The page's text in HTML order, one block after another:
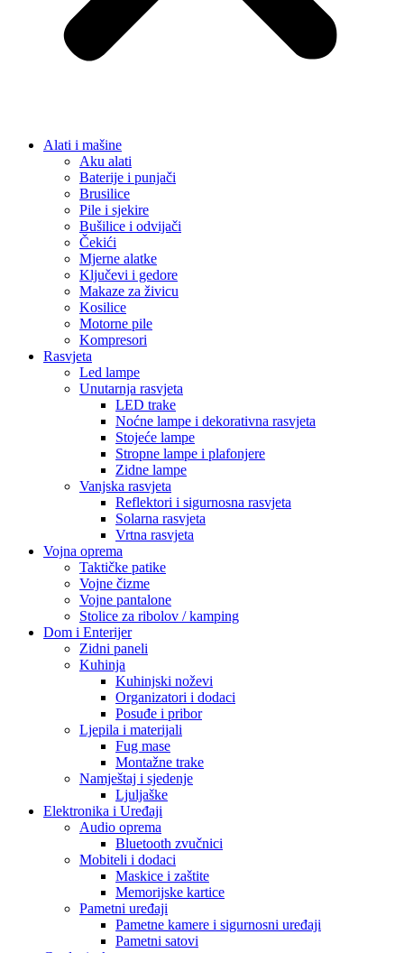
Alati i mašine
Aku alati
Baterije i punjači
Brusilice
Pile i sjekire
Bušilice i odvijači
Čekići
Mjerne alatke
Ključevi i gedore
Makaze za živicu
Kosilice
Motorne pile
Kompresori
Rasvjeta
Led lampe
Unutarnja rasvjeta
LED trake
Noćne lampe i dekorativna rasvjeta
Stojeće lampe
Stropne lampe i plafonjere
Zidne lampe
Vanjska rasvjeta
Reflektori i sigurnosna rasvjeta
Solarna rasvjeta
Vrtna rasvjeta
Vojna oprema
Taktičke patike
Vojne čizme
Vojne pantalone
Stolice za ribolov / kamping
Dom i Enterijer
Zidni paneli
Kuhinja
Kuhinjski noževi
Organizatori i dodaci
Posuđe i pribor
Ljepila i materijali
Fug mase
Montažne trake
Namještaj i sjedenje
Ljuljaške
Elektronika i Uređaji
Audio oprema
Bluetooth zvučnici
Mobiteli i dodaci
Maskice i zaštite
Memorijske kartice
Pametni uređaji
Pametne kamere i sigurnosni uređaji
Pametni satovi